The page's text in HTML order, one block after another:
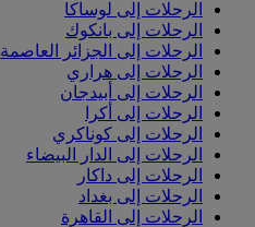
الرحلات إلى لوساكا
الرحلات إلى بانكوك
الرحلات إلى الجزائر العاصمة
الرحلات إلى هراري
الرحلات إلى أبيدجان
الرحلات إلى أكرا
الرحلات إلى كوناكري
الرحلات إلى الدار البيضاء
الرحلات إلى داكار
الرحلات إلى بغداد
الرحلات إلى القاهرة